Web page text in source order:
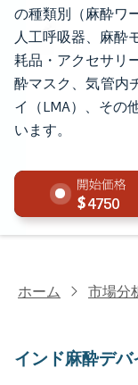
の種類別（麻酔ワ
人工呼吸器、麻酔
耗品・アクセサリ
酔マスク、気管内
イ（LMA）、その
います。
4750
ホーム 市場分
インド麻酔デ